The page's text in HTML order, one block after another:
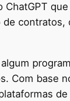
de
Com base